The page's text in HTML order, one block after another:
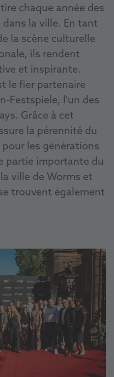
chaque année des
la ville. En tant
la scène culturelle
ils rendent
et inspirante.
le fier partenaire
Festspiele, l'un des
Grâce à cet
la pérennité du
les générations
partie importante du
ville de Worms et
trouvent également